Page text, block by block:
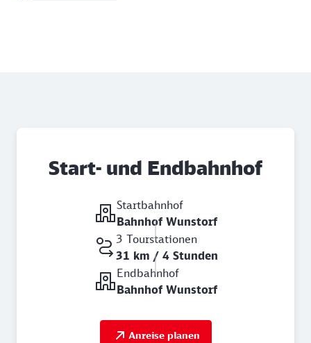
Start- und Endbahnhof
Startbahnhof
Bahnhof Wunstorf
3 Tourstationen
31 km / 4 Stunden
Endbahnhof
Bahnhof Wunstorf
Anreise planen